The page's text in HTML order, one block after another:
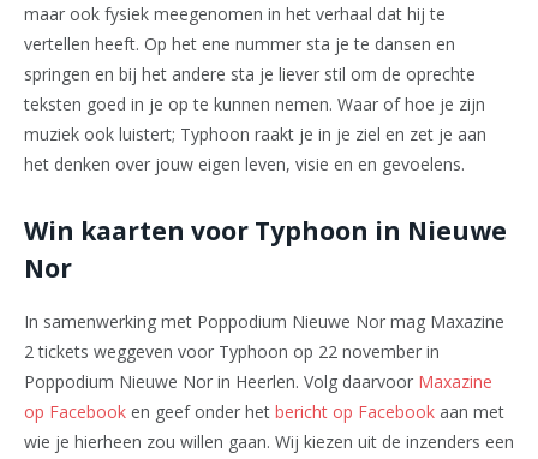
maar ook fysiek meegenomen in het verhaal dat hij te
vertellen heeft. Op het ene nummer sta je te dansen en
springen en bij het andere sta je liever stil om de oprechte
teksten goed in je op te kunnen nemen. Waar of hoe je zijn
muziek ook luistert; Typhoon raakt je in je ziel en zet je aan
het denken over jouw eigen leven, visie en en gevoelens.
Win kaarten voor Typhoon in Nieuwe
Nor
In samenwerking met Poppodium Nieuwe Nor mag Maxazine
2 tickets weggeven voor Typhoon op 22 november in
Poppodium Nieuwe Nor in Heerlen. Volg daarvoor Maxazine
op Facebook en geef onder het bericht op Facebook aan met
wie je hierheen zou willen gaan. Wij kiezen uit de inzenders een